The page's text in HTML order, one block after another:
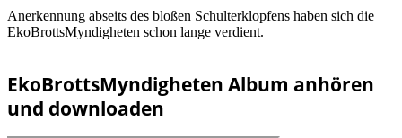
Anerkennung abseits des bloßen Schulterklopfens haben sich die
EkoBrottsMyndigheten schon lange verdient.
EkoBrottsMyndigheten Album anhören
und downloaden